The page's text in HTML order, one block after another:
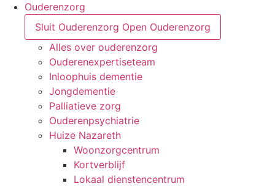
Ouderenzorg
Sluit Ouderenzorg Open Ouderenzorg
Alles over ouderenzorg
Ouderenexpertiseteam
Inloophuis dementie
Jongdementie
Palliatieve zorg
Ouderenpsychiatrie
Huize Nazareth
Woonzorgcentrum
Kortverblijf
Lokaal dienstencentrum